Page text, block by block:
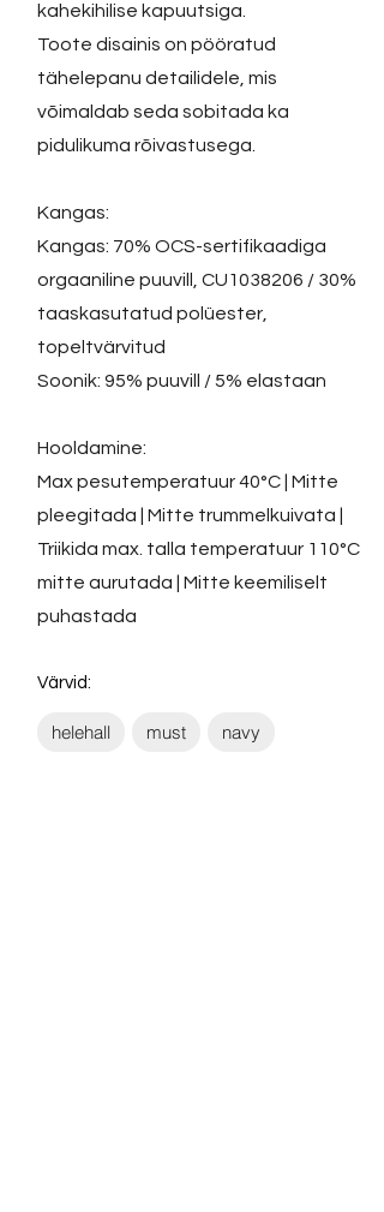
kahekihilise kapuutsiga.
Toote disainis on pööratud
tähelepanu detailidele, mis
võimaldab seda sobitada ka
pidulikuma rõivastusega.
Kangas:
Kangas: 70% OCS-sertifikaadiga
orgaaniline puuvill, CU1038206 / 30%
taaskasutatud polüester,
topeltvärvitud
Soonik: 95% puuvill / 5% elastaan
Hooldamine:
Max pesutemperatuur 40°C | Mitte
pleegitada | Mitte trummelkuivata |
Triikida max. talla temperatuur 110°C
mitte aurutada | Mitte keemiliselt
puhastada
Värvid:
helehall must navy